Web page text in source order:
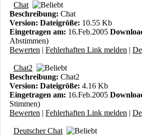
Chat
Beschreibung: Chat
Version: Dateigröße: 10.55 Kb
Eingetragen am: 16.Feb.2005
Abstimmen)
Bewerten | Fehlerhaften Link melden |
Chat2
Beschreibung: Chat2
Version: Dateigröße: 4.16 Kb
Eingetragen am: 16.Feb.2005
Stimmen)
Bewerten | Fehlerhaften Link melden |
Deutscher Chat